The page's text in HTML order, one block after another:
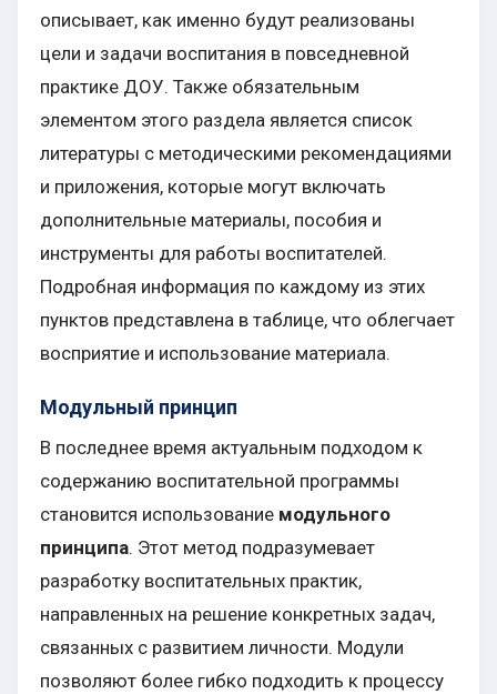
описывает, как именно будут реализованы
цели и задачи воспитания в повседневной
практике ДОУ. Также обязательным
элементом этого раздела является список
литературы с методическими рекомендациями
и приложения, которые могут включать
дополнительные материалы, пособия и
инструменты для работы воспитателей.
Подробная информация по каждому из этих
пунктов представлена в таблице, что облегчает
восприятие и использование материала.
Модульный принцип
В последнее время актуальным подходом к
содержанию воспитательной программы
становится использование модульного
принципа. Этот метод подразумевает
разработку воспитательных практик,
направленных на решение конкретных задач,
связанных с развитием личности. Модули
позволяют более гибко подходить к процессу